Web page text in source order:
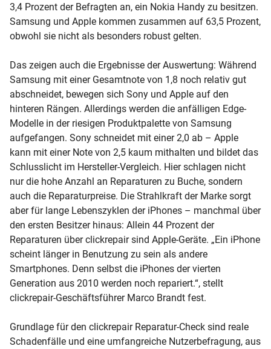
3,4 Prozent der Befragten an, ein Nokia Handy zu besitzen.
Samsung und Apple kommen zusammen auf 63,5 Prozent,
obwohl sie nicht als besonders robust gelten.
Das zeigen auch die Ergebnisse der Auswertung: Während
Samsung mit einer Gesamtnote von 1,8 noch relativ gut
abschneidet, bewegen sich Sony und Apple auf den
hinteren Rängen. Allerdings werden die anfälligen Edge-
Modelle in der riesigen Produktpalette von Samsung
aufgefangen. Sony schneidet mit einer 2,0 ab – Apple
kann mit einer Note von 2,5 kaum mithalten und bildet das
Schlusslicht im Hersteller-Vergleich. Hier schlagen nicht
nur die hohe Anzahl an Reparaturen zu Buche, sondern
auch die Reparaturpreise. Die Strahlkraft der Marke sorgt
aber für lange Lebenszyklen der iPhones – manchmal über
den ersten Besitzer hinaus: Allein 44 Prozent der
Reparaturen über clickrepair sind Apple-Geräte. „Ein iPhone
scheint länger in Benutzung zu sein als andere
Smartphones. Denn selbst die iPhones der vierten
Generation aus 2010 werden noch repariert.“, stellt
clickrepair-Geschäftsführer Marco Brandt fest.
Grundlage für den clickrepair Reparatur-Check sind reale
Schadenfälle und eine umfangreiche Nutzerbefragung, aus